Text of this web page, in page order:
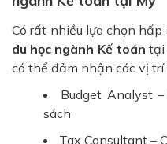
Có rất nhiều lựa chọn
du học ngành Kế toán tại
có thể đảm nhận các vị trí
Budget Analyst
sách
Tax Consultant –